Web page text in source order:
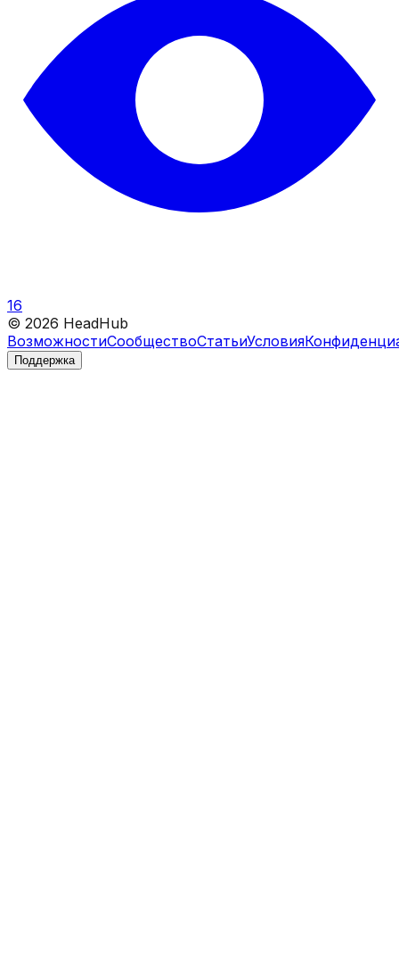
16
© 2026 HeadHub
ВозможностиСообществоСтатьиУсловия
Поддержка